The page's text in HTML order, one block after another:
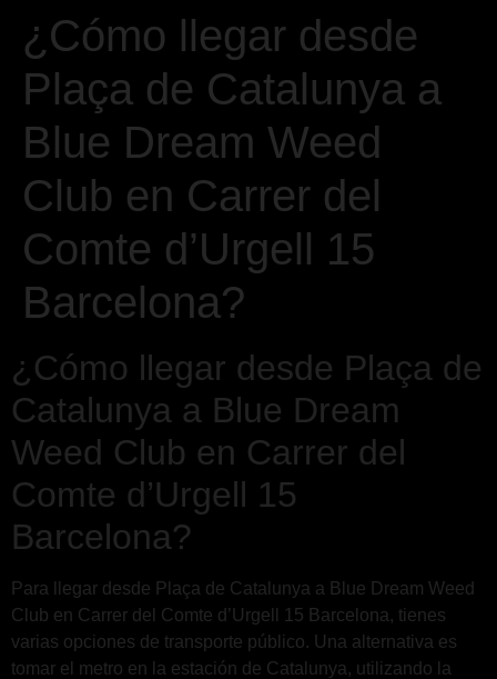
¿Cómo llegar desde
Plaça de Catalunya a
Blue Dream Weed
Club en Carrer del
Comte d’Urgell 15
Barcelona?
¿Cómo llegar desde Plaça de
Catalunya a Blue Dream
Weed Club en Carrer del
Comte d’Urgell 15
Barcelona?
Para llegar desde Plaça de Catalunya a Blue Dream Weed
Club en Carrer del Comte d’Urgell 15 Barcelona, tienes
varias opciones de transporte público. Una alternativa es
tomar el metro en la estación de Catalunya, utilizando la